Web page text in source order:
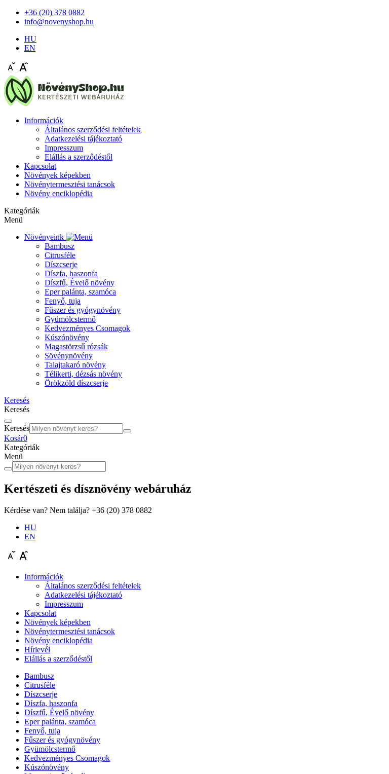
+36 (20) 378 0882
info@novenyshop.hu
HU
EN
Információk
Általános szerződési feltételek
Adatkezelési tájékoztató
Impresszum
Elállás a szerződéstől
Kapcsolat
Növények képekben
Növénytermesztési tanácsok
Növény enciklopédia
Kategóriák
Menü
Növényeink
Bambusz
Citrusféle
Díszcserje
Díszfa, haszonfa
Díszfű, Évelő növény
Eper palánta, szamóca
Fenyő, tuja
Fűszer és gyógynövény
Gyümölcstermő
Kedvezményes Csomagok
Kúszónövény
Magastörzsű rózsák
Sövénynövény
Talajtakaró növény
Télikerti, dézsás növény
Örökzöld díszcserje
Keresés
Keresés
Keresés
Kosár0
Kategóriák
Menü
Kertészeti és dísznövény webáruház
Kérdése van? Nem találja? +36 (20) 378 0882
HU
EN
Információk
Általános szerződési feltételek
Adatkezelési tájékoztató
Impresszum
Kapcsolat
Növények képekben
Növénytermesztési tanácsok
Növény enciklopédia
Hírlevél
Elállás a szerződéstől
Bambusz
Citrusféle
Díszcserje
Díszfa, haszonfa
Díszfű, Évelő növény
Eper palánta, szamóca
Fenyő, tuja
Fűszer és gyógynövény
Gyümölcstermő
Kedvezményes Csomagok
Kúszónövény